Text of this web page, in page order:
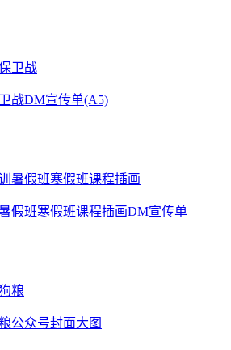
战DM宣传单(A5)
假班寒假班课程插画DM宣传单
公众号封面大图